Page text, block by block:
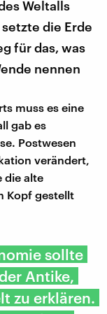
Weltalls
die Erde
für das, was
nennen
muss es eine
gab es
Postwesen
verändert,
die alte
Kopf gestellt
sollte
Antike,
zu erklären.